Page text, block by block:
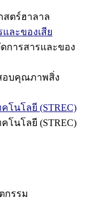
สตร์ฮาลาล
ละของเสีย
การสารและของ
อบคุณภาพสิ่ง
โนโลยี (STREC)
โนโลยี (STREC)
กรรม